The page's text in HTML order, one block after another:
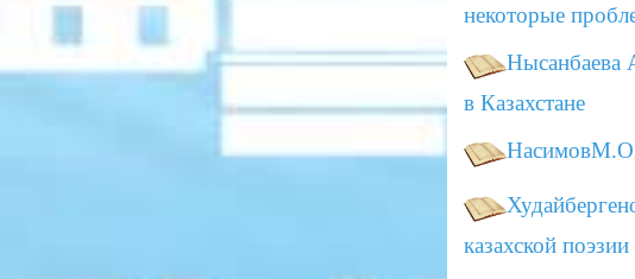
некоторые
Нысанбаева
в Казахстане
НасимовМ.О.
казахской поэзии